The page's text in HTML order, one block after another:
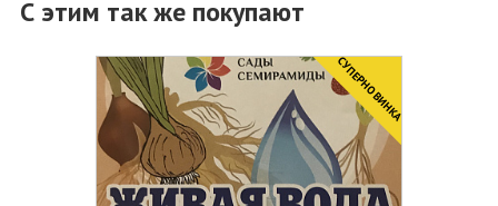
С этим так же покупают
CУПЕРНОВИНКА